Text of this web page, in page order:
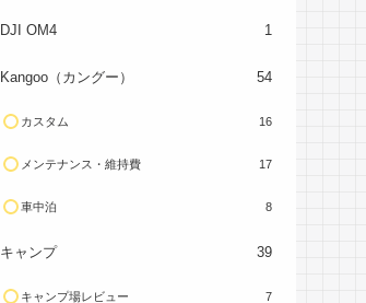
DJI OM4 1
Kangoo（カングー） 54
カスタム 16
メンテナンス・維持費 17
車中泊 8
キャンプ 39
キャンプ場レビュー 7